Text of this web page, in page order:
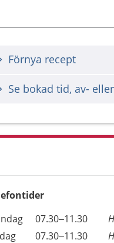
Förnya recept
Se bokad tid, av-
07.30–11.30
07.30–11.30